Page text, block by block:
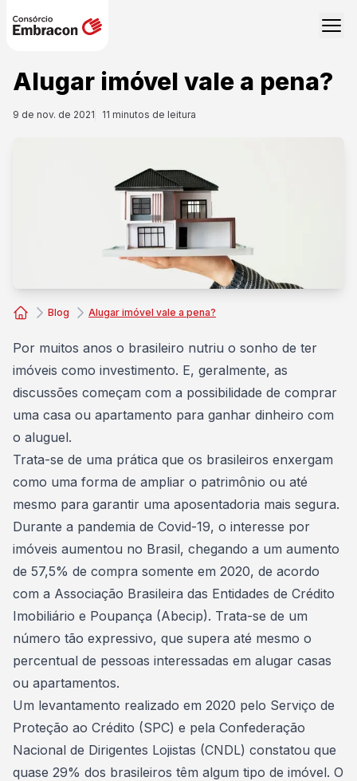
Alugar imóvel vale a pena?
9 de nov. de 2021 11 minutos de leitura
Blog Alugar imóvel vale a pena?
Por muitos anos o brasileiro nutriu o sonho de ter
imóveis como investimento. E, geralmente, as
discussões começam com a possibilidade de comprar
uma casa ou apartamento para ganhar dinheiro com
o aluguel.
Trata-se de uma prática que os brasileiros enxergam
como uma forma de ampliar o patrimônio ou até
mesmo para garantir uma aposentadoria mais segura.
Durante a pandemia de Covid-19, o interesse por
imóveis aumentou no Brasil, chegando a um aumento
de 57,5% de compra somente em 2020, de acordo
com a Associação Brasileira das Entidades de Crédito
Imobiliário e Poupança (Abecip). Trata-se de um
número tão expressivo, que supera até mesmo o
percentual de pessoas interessadas em alugar casas
ou apartamentos.
Um levantamento realizado em 2020 pelo Serviço de
Proteção ao Crédito (SPC) e pela Confederação
Nacional de Dirigentes Lojistas (CNDL) constatou que
quase 29% dos brasileiros têm algum tipo de imóvel. O